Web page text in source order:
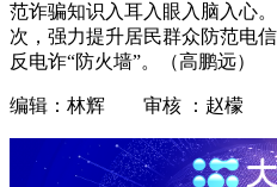
范诈骗知识入耳入眼入脑入心
次，强力提升居民群众防范电
反电诈“防火墙”。（高鹏远）
编辑：林辉 审核 ：赵檬